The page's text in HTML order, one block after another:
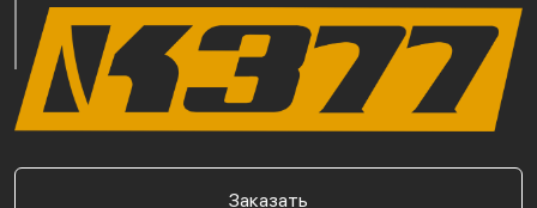
Заказать